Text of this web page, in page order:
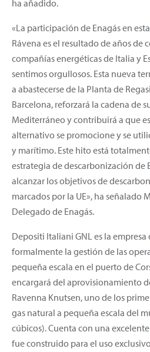
ha añadido.
«La participación de Enagás en
Rávena es el resultado de años de
compañías energéticas de Italia y
sentimos orgullosos. Esta nueva
a abastecerse de la Planta de
Barcelona, reforzará la cadena de
Mediterráneo y contribuirá a que
alternativo se promocione y se
y marítimo. Este hito está
estrategia de descarbonización de
alcanzar los objetivos de
marcados por la UE», ha señalado
Delegado de Enagás.
Depositi Italiani GNL es la
formalmente la gestión de las
pequeña escala en el puerto de
encargará del aprovisionamiento
Ravenna Knutsen, uno de los
gas natural a pequeña escala del
cúbicos). Cuenta con una
fue construido para el uso